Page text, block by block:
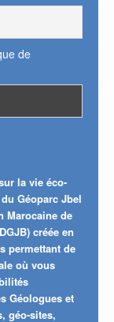
de
la vie éco-
Géoparc Jbel
Marocaine de
créée en
permettant de
où vous
Géologues et
géo-sites,